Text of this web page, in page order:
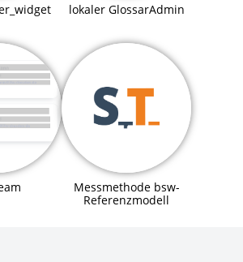
lokaler GlossarAdmin
Messmethode bsw-
Referenzmodell